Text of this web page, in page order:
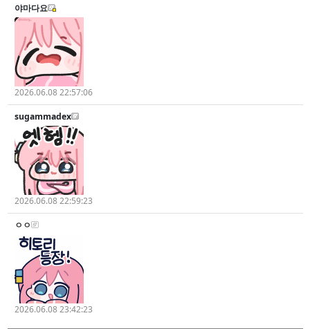
야마다요
2026.06.08 22:57:06
sugammadex
2026.06.08 22:59:23
ㅇㅇ
2026.06.08 23:42:23